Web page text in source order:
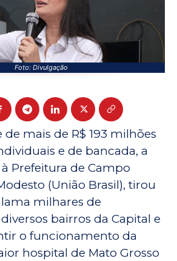
Foto: Divulgação
de mais de R$ 193 milhões
e de bancada, a
Prefeitura de Campo
(União Brasil), tirou
milhares de
bairros da Capital e
o funcionamento da
hospital de Mato Grosso